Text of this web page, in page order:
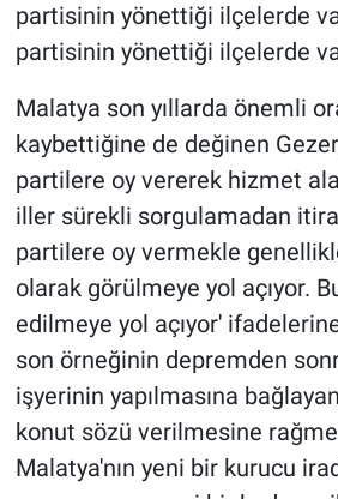
partisinin yönettiği ilçelerde
partisinin yönettiği ilçelerde
Malatya son yıllarda önemli
kaybettiğine de değinen
partilere oy vererek hizmet
iller sürekli sorgulamadan
partilere oy vermekle
olarak görülmeye yol açıyor.
edilmeye yol açıyor'
son örneğinin depremden
işyerinin yapılmasına
konut sözü verilmesine
Malatya'nın yeni bir kurucu